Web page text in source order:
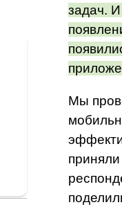
задач.
Мы